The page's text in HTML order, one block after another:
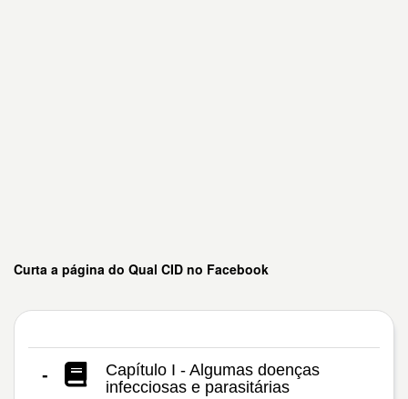
Curta a página do Qual CID no Facebook
-
Capítulo I - Algumas doenças
infecciosas e parasitárias